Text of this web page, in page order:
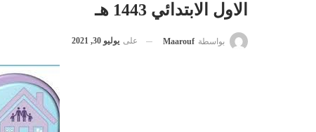
الاول الابتدائي 1443 هـ
بواسطة Maarouf على يوليو 30, 2021